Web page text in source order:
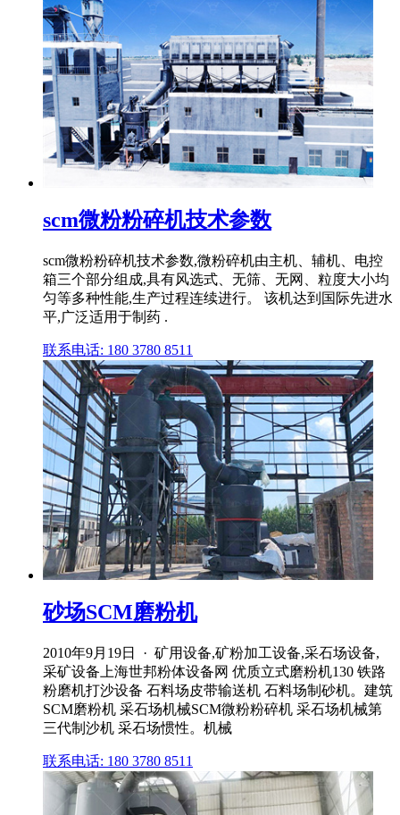
scm微粉粉碎机技术参数
scm微粉粉碎机技术参数,微粉碎机由主机、辅机、电控
箱三个部分组成,具有风选式、无筛、无网、粒度大小均
匀等多种性能,生产过程连续进行。 该机达到国际先进水
平,广泛适用于制药 .
联系电话: 180 3780 8511
砂场SCM磨粉机
2010年9月19日 · 矿用设备,矿粉加工设备,采石场设备,
采矿设备上海世邦粉体设备网 优质立式磨粉机130 铁路
粉磨机打沙设备 石料场皮带输送机 石料场制砂机。建筑
SCM磨粉机 采石场机械SCM微粉粉碎机 采石场机械第
三代制沙机 采石场惯性。机械
联系电话: 180 3780 8511